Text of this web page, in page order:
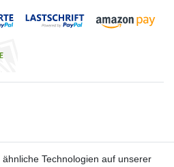
Technologien auf unserer